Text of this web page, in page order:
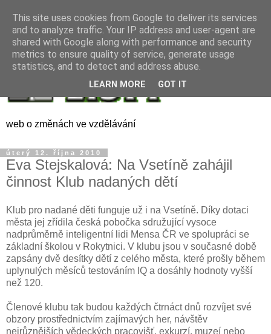
web o změnách ve vzdělávání
úterý 12. října 2010
Eva Stejskalová: Na Vsetíně zahájil
činnost Klub nadaných dětí
Klub pro nadané děti funguje už i na Vsetíně. Díky dotaci
města jej zřídila česká pobočka sdružující vysoce
nadprůměrně inteligentní lidi Mensa ČR ve spolupráci se
základní školou v Rokytnici. V klubu jsou v současné době
zapsány dvě desítky dětí z celého města, které prošly během
uplynulých měsíců testováním IQ a dosáhly hodnoty vyšší
než 120.
Členové klubu tak budou každých čtrnáct dnů rozvíjet své
obzory prostřednictvím zajímavých her, návštěv
nejrůznějších vědeckých pracovišť, exkurzí, muzeí nebo
This site uses cookies from Google to deliver its services
and to analyze traffic. Your IP address and user-agent are
shared with Google along with performance and security
metrics to ensure quality of service, generate usage
statistics, and to detect and address abuse.
LEARN MORE GOT IT